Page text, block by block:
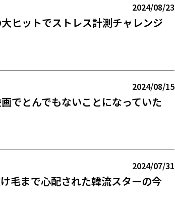
2024/08/23
ヒットでストレス計測チャレンジ
2024/08/15
でとんでもないことになっていた
2024/07/31
毛まで心配された韓流スターの今